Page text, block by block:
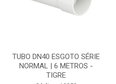
TUBO DN40 ESGOTO SÉRIE
NORMAL | 6 METROS -
TIGRE